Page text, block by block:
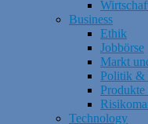
Business
Ethik
Jobbörse
Markt
Politik &
Technology